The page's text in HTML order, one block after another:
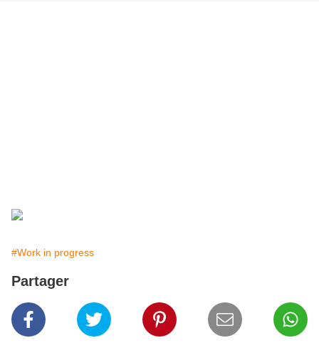
#Work in progress
Partager